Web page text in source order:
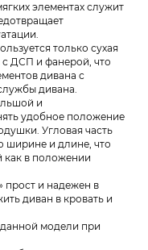
элементах служит
только сухая
с ДСП и фанерой, что
дивана с
дивана.
и
удобное положение
Угловая часть
ширине и длине, что
как в положении
прост и надежен в
диван в кровать и
модели при